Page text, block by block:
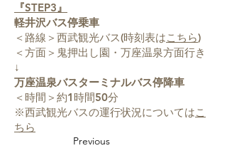
『STEP3』
軽井沢バス停乗車
＜路線＞西武観光バス(時刻表はこちら)
＜方面＞鬼押出し園・万座温泉方面行き
↓
万座温泉バスターミナルバス停降車
＜時間＞約1時間50分
※西武観光バスの運行状況についてはこ
ちら
Previous